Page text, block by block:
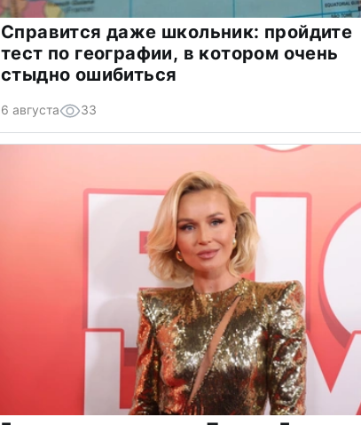
Справится даже школьник: пройдите
тест по географии, в котором очень
стыдно ошибиться
6 августа 33